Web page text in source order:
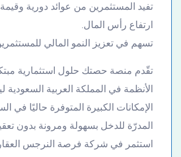
تفيد المستثمرين من عوائد دورية
ارتفاع رأس المال.
تسهم في تعزيز النمو المالي
تقّدم منصة حصتك حلول استثمارية
الأنظمة في المملكة العربية السعودية
الإمكانات الكبيرة المتوفرة حاليًا في
المدرّة للدخل بسهولة ومرونة بدون
استثمر في شركة فرصة النرجس